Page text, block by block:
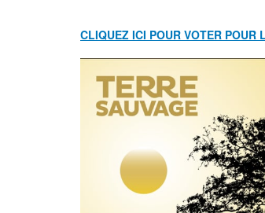
CLIQUEZ ICI POUR VOTER POUR